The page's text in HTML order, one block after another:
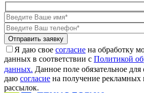
Я даю свое согласие на обработку
данных в соответствии с Политикой
данных. Данное поле обязательное для
даю согласие на получение
рассылок.